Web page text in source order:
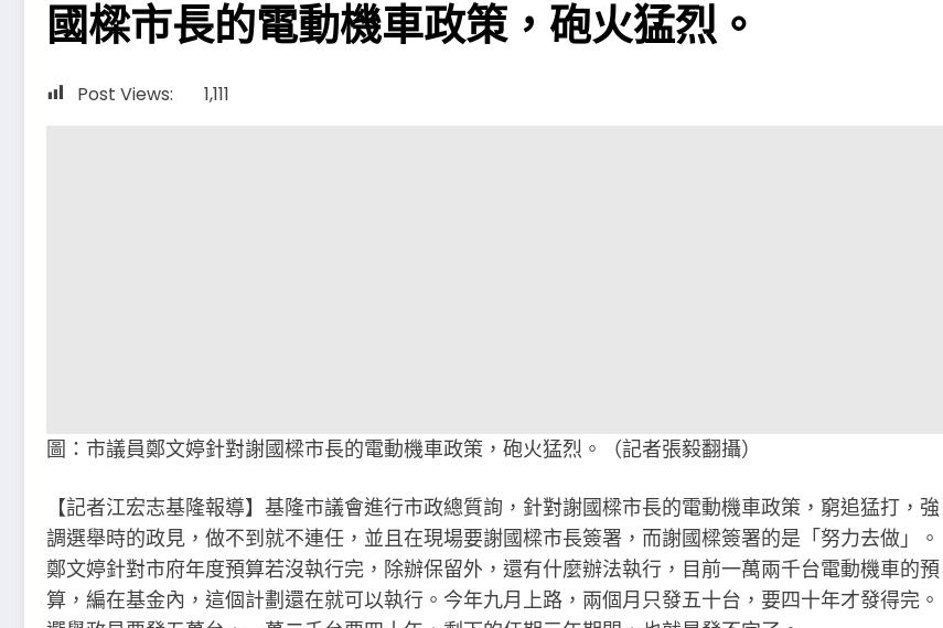
國樑市長的電動機車政策，砲火猛烈。
Post Views: 1,111
圖：市議員鄭文婷針對謝國樑市長的電動機車政策，砲火猛烈。（記者張毅翻攝）
【記者江宏志基隆報導】基隆市議會進行市政總質詢，針對謝國樑市長的電動機車政策，窮追猛打，強
調選舉時的政見，做不到就不連任，並且在現場要謝國樑市長簽署，而謝國樑簽署的是「努力去做」。
鄭文婷針對市府年度預算若沒執行完，除辦保留外，還有什麼辦法執行，目前一萬兩千台電動機車的預
算，編在基金內，這個計劃還在就可以執行。今年九月上路，兩個月只發五十台，要四十年才發得完。